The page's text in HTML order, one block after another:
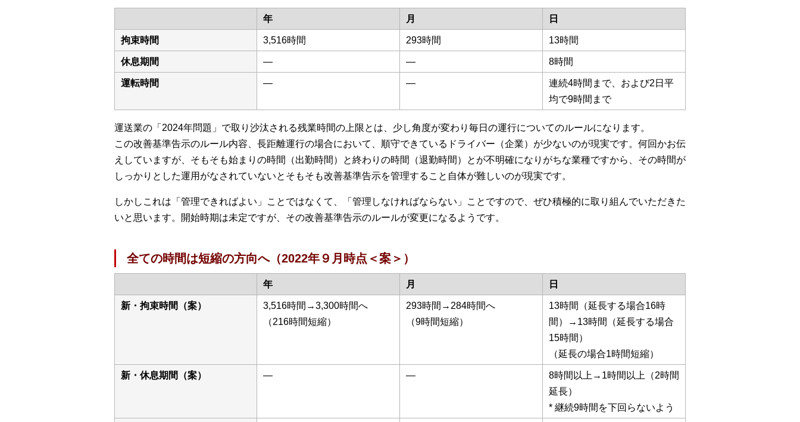
年 月 日
拘束時間 3,516時間 293時間 13時間
休息期間 ― ― 8時間
運転時間 ― ―
連続4時間まで、および2日平
均で9時間まで
運送業の「2024年問題」で取り沙汰される残業時間の上限とは、少し角度が変わり毎日の運行についてのルールになります。
この改善基準告示のルール内容、長距離運行の場合において、順守できているドライバー（企業）が少ないのが現実です。何回かお伝
えしていますが、そもそも始まりの時間（出勤時間）と終わりの時間（退勤時間）とが不明確になりがちな業種ですから、その時間が
しっかりとした運用がなされていないとそもそも改善基準告示を管理すること自体が難しいのが現実です。
しかしこれは「管理できればよい」ことではなくて、「管理しなければならない」ことですので、ぜひ積極的に取り組んでいただきた
いと思います。開始時期は未定ですが、その改善基準告示のルールが変更になるようです。
全ての時間は短縮の方向へ（2022年９月時点＜案＞）
年 月 日
新・拘束時間（案）
3,516時間→3,300時間へ
（216時間短縮）
293時間→284時間へ
（9時間短縮）
13時間（延長する場合16時
間）→13時間（延長する場合
15時間）
（延長の場合1時間短縮）
新・休息期間（案） ― ―
8時間以上→1時間以上（2時間
延長）
* 継続9時間を下回らないよう